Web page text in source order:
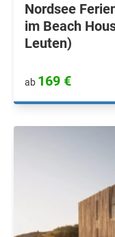
Nordsee
im Beach
Leuten)
ab 169 €